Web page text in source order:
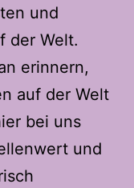
und
der Welt.
erinnern,
auf der Welt
bei uns
und